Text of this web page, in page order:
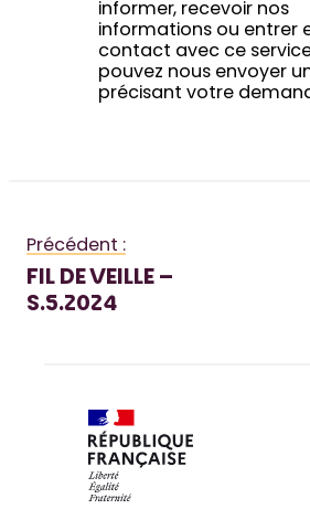
informer, recevoir nos
informations ou entrer
contact avec ce
pouvez nous envoyer
précisant votre
Précédent :
FIL DE VEILLE –
S.5.2024